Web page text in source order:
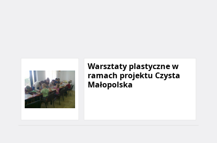
Warsztaty plastyczne w
ramach projektu Czysta
Małopolska